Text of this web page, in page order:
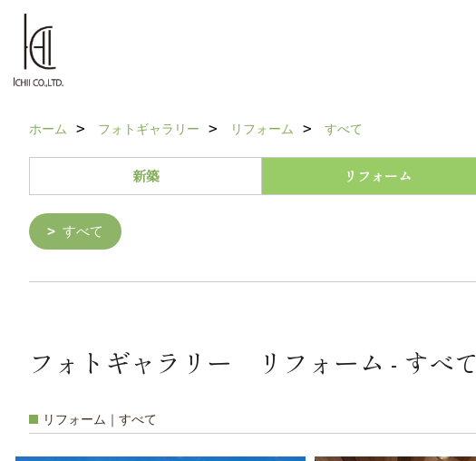
ホーム フォトギャラリー リフォーム すべて
新築 リフォーム
すべて
フォトギャラリー リフォーム - すべて
リフォーム｜すべて